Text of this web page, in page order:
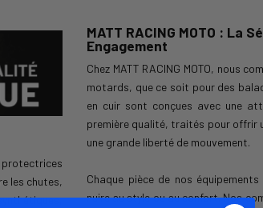
les chutes,
MATT RACING MOTO : La
Engagement
Chez MATT RACING MOTO, nous
motards, que ce soit pour des
en cuir sont conçues avec une
première qualité, traités pour offrir
une grande liberté de mouvement.
Chaque pièce de nos
nuire au style ou au confort. Nos